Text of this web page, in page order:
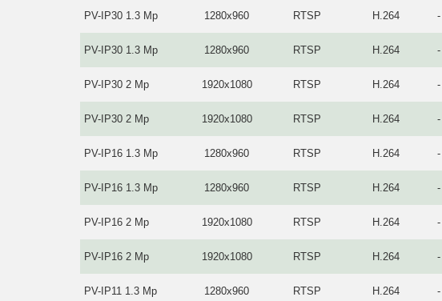
PV-IP30 1.3 Mp 1280x960 RTSP H.264 -
PV-IP30 1.3 Mp 1280x960 RTSP H.264 -
PV-IP30 2 Mp 1920x1080 RTSP H.264 -
PV-IP30 2 Mp 1920x1080 RTSP H.264 -
PV-IP16 1.3 Mp 1280x960 RTSP H.264 -
PV-IP16 1.3 Mp 1280x960 RTSP H.264 -
PV-IP16 2 Mp 1920x1080 RTSP H.264 -
PV-IP16 2 Mp 1920x1080 RTSP H.264 -
PV-IP11 1.3 Mp 1280x960 RTSP H.264 -